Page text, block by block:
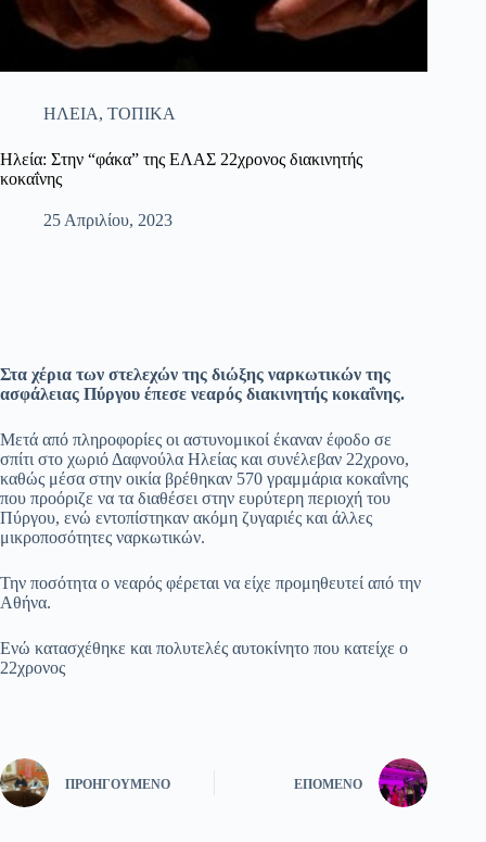
ΗΛΕΙΑ, ΤΟΠΙΚΑ
Ηλεία: Στην “φάκα” της ΕΛΑΣ 22χρονος διακινητής
κοκαΐνης
25 Απριλίου, 2023
Στα χέρια των στελεχών της διώξης ναρκωτικών της
ασφάλειας Πύργου έπεσε νεαρός διακινητής κοκαΐνης.
Μετά από πληροφορίες οι αστυνομικοί έκαναν έφοδο σε
σπίτι στο χωριό Δαφνούλα Ηλείας και συνέλεβαν 22χρονο,
καθώς μέσα στην οικία βρέθηκαν 570 γραμμάρια κοκαΐνης
που προόριζε να τα διαθέσει στην ευρύτερη περιοχή του
Πύργου, ενώ εντοπίστηκαν ακόμη ζυγαριές και άλλες
μικροποσότητες ναρκωτικών.
Την ποσότητα ο νεαρός φέρεται να είχε προμηθευτεί από την
Αθήνα.
Ενώ κατασχέθηκε και πολυτελές αυτοκίνητο που κατείχε ο
22χρονος
ΠΡΟΗΓΟΎΜΕΝΟ ΕΠΌΜΕΝΟ